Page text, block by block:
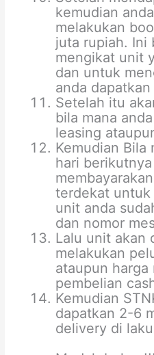
kemudian
melakukan
juta rupiah. Ini
mengikat unit
dan untuk
anda
Setelah itu
bila mana
leasing
Kemudian Bila
hari
terdekat untuk
unit anda
dan nomor
Lalu unit akan
melakukan
ataupun
pembelian
Kemudian
dapatkan 2-6
delivery di